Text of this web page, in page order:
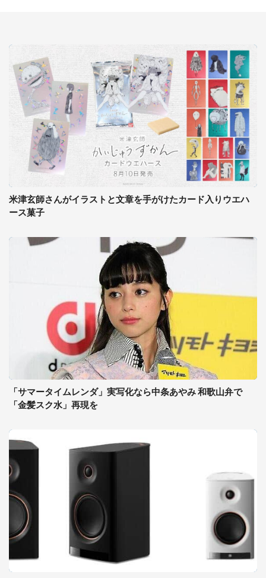
米津玄師さんがイラストと文章を手がけたカード入りウエハ
ース菓子
「サマータイムレンダ」実写化なら中条あやみ 和歌山弁で
「金髪スク水」再現を